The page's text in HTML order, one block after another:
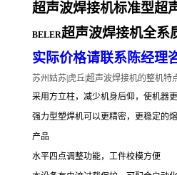
超声波焊接机标准型超
BELER超声波焊接机全系
实际价格请联系陈经理
苏州姑苏|虎丘|超声波焊接机的整机特
采用方立柱，减少机身后仰，使机器
强力型塑焊机可以更精密，更稳定的
产品
水平四点调整功能，工件校模方便